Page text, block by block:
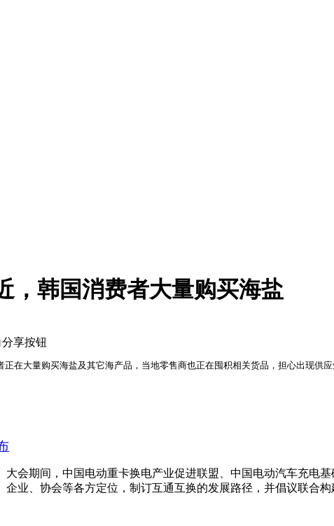
，韩国消费者大量购买海盐
享按钮
在大量购买海盐及其它海产品，当地零售商也正在囤积相关货品，担心出现
大会期间，中国电动重卡换电产业促进联盟、中国电动汽车充电
业、协会等各方定位，制订互通互换的发展路径，并倡议联合